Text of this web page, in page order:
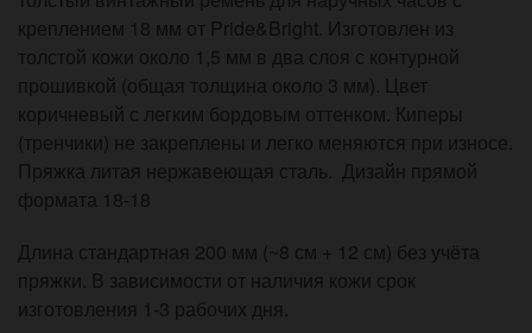
креплением 18 мм от Pride&Bright. Изготовлен из
толстой кожи около 1,5 мм в два слоя с контурной
прошивкой (общая толщина около 3 мм). Цвет
коричневый с легким бордовым оттенком. Киперы
(тренчики) не закреплены и легко меняются при износе.
Пряжка литая нержавеющая сталь. Дизайн прямой
формата 18-18
Длина стандартная 200 мм (~8 см + 12 см) без учёта
пряжки. В зависимости от наличия кожи срок
изготовления 1-3 рабочих дня.